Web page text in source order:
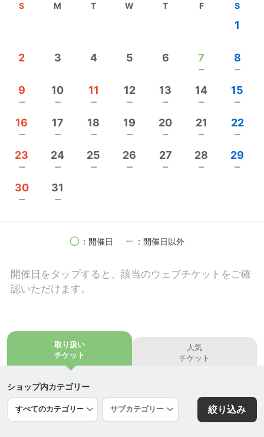
S M T W T F S
1
2 3 4 5 6 7
remove
8
remove
9
remove
10
remove
11
remove
12
remove
13
remove
14
remove
15
remove
16
remove
17
remove
18
remove
19
remove
20
remove
21
remove
22
remove
23
remove
24
remove
25
remove
26
remove
27
remove
28
remove
29
remove
30
remove
31
remove
circle ：開催日 remove ：開催日以外
開催日を タップすると、該当のウェブチケットをご確
認いただけます。
取り扱い
チケット
人気
チケット
ショップ内カテゴリー
絞り込み